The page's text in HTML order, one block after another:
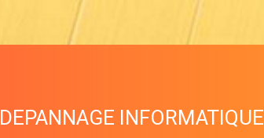
DEPANNAGE INFORMATIQUE